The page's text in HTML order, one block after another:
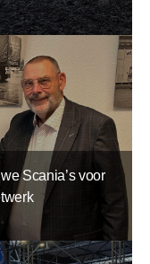
Scania’s voor